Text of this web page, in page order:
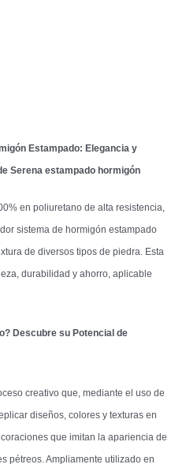
Estampado: Elegancia y
Serena estampado hormigón
en poliuretano de alta resistencia,
sistema de hormigón estampado
de diversos tipos de piedra. Esta
durabilidad y ahorro, aplicable
Descubre su Potencial de
creativo que, mediante el uso de
diseños, colores y texturas en
que imitan la apariencia de
pétreos. Ampliamente utilizado en